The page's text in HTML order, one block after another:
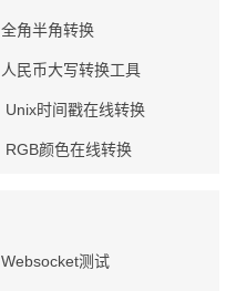
全角半角转换
人民币大写转换工具
Unix时间戳在线转换
RGB颜色在线转换
Websocket测试